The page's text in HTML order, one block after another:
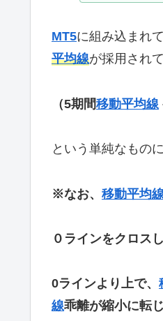
MT5に組み込まれ
平均線が採用され
（5期間移動平均線
という単純なもの
※なお、 移動平均線
０ラインをクロス
0ラインより上で、
線乖離が縮小に転